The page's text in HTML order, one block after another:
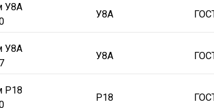
У8А
У8А
У8А
У8А
Р18
Р18